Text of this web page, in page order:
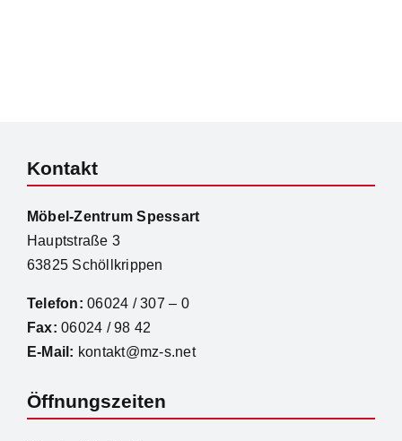
Kontakt
Möbel-Zentrum Spessart
Hauptstraße 3
63825 Schöllkrippen
Telefon: 06024 / 307 – 0
Fax: 06024 / 98 42
E-Mail: kontakt@mz-s.net
Öffnungszeiten